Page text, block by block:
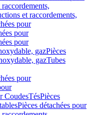
et raccordements,
pour
pour
pour
gazPièces
gazTubes
pour
CoudesTésPièces
Pièces détachées pour